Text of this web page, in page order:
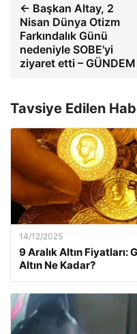
← Başkan Altay, 2
Nisan Dünya Otizm
Farkındalık Günü
nedeniyle SOBE'yi
ziyaret etti – GÜNDEM
Tavsiye Edilen
14/12/2025
9 Aralık Altın Fiyatları:
Altın Ne Kadar?